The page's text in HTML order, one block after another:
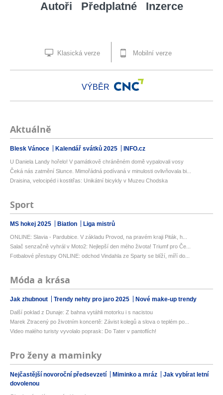
Autoři Předplatné Inzerce
Klasická verze Mobilní verze
VÝBĚR
Aktuálně
Blesk Vánoce Kalendář svátků 2025 INFO.cz
U Daniela Landy hořelo! V památkově chráněném domě vypalovali vosy
Čeká nás zatmění Slunce. Mimořádná podívaná v minulosti ovlivňovala bi...
Draisina, velocipéd i kostitřas: Unikátní bicykly v Muzeu Chodska
Sport
MS hokej 2025 Biatlon Liga mistrů
ONLINE: Slavia - Pardubice. V základu Provod, na pravém kraji Piták, h...
Salač senzačně vyhrál v Moto2: Nejlepší den mého života! Triumf pro Če...
Fotbalové přestupy ONLINE: odchod Vindahla ze Sparty se blíží, míří do...
Móda a krása
Jak zhubnout Trendy nehty pro jaro 2025 Nové make-up trendy
Další poklad z Dunaje: Z bahna vytáhli motorku i s nacistou
Marek Ztracený po životním koncertě: Závist kolegů a slova o teplém po...
Video malého turisty vyvolalo poprask: Do Tater v pantoflích!
Pro ženy a maminky
Nejčastější novoroční předsevzetí Miminko a mráz
Jak vybírat letní
dovolenou